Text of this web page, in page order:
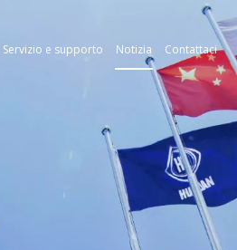
Servizio e supporto Notizia Contattaci